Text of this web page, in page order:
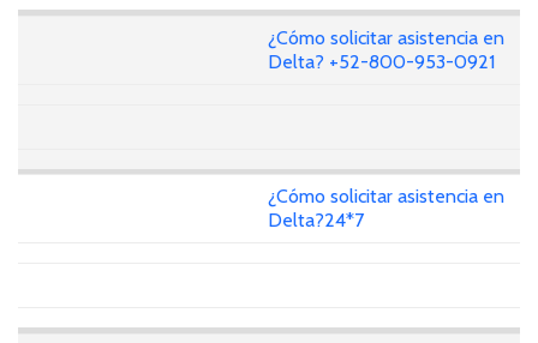
¿Cómo solicitar asistencia en
Delta? +52-800-953-0921
¿Cómo solicitar asistencia en
Delta?24*7